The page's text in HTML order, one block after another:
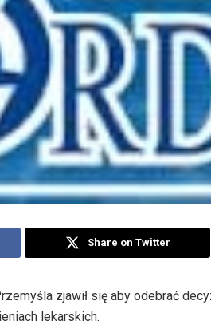
Share on Twitter
zjawił się aby odebrać
lekarskich.